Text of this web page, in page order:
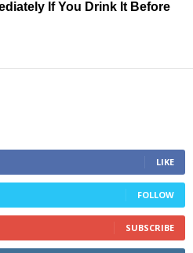
If You Drink It Before
LIKE
FOLLOW
SUBSCRIBE